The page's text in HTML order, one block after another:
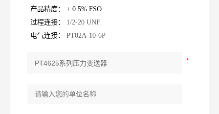
产品精度：
± 0.5% FSO
过程连接：
1/2-20 UNF
电气连接：
PT02A-10-6P